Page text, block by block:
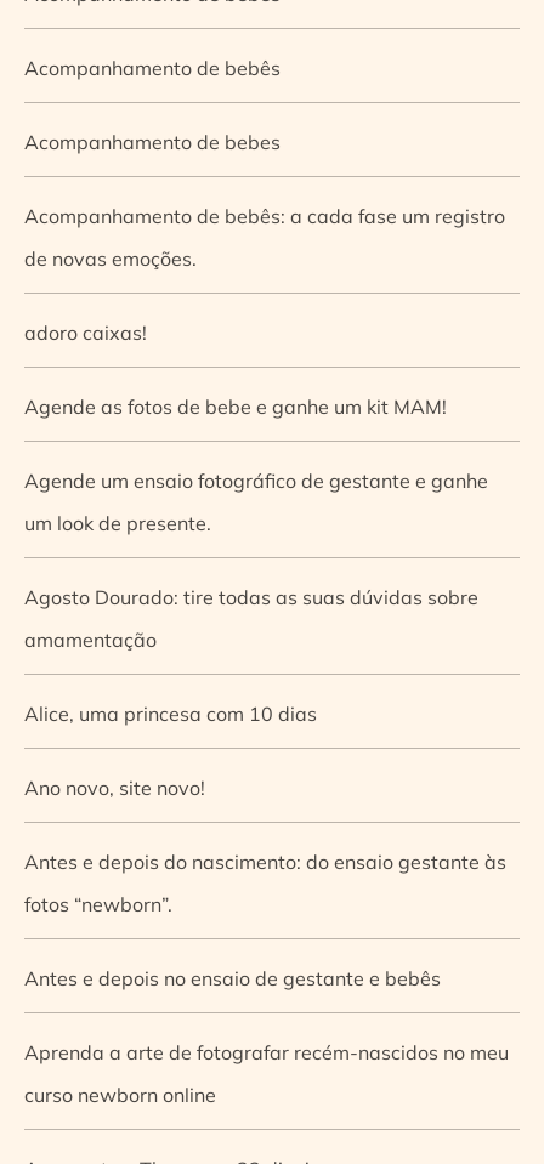
Acompanhamento de bebês
Acompanhamento de bebes
Acompanhamento de bebês: a cada fase um registro
de novas emoções.
adoro caixas!
Agende as fotos de bebe e ganhe um kit MAM!
Agende um ensaio fotográfico de gestante e ganhe
um look de presente.
Agosto Dourado: tire todas as suas dúvidas sobre
amamentação
Alice, uma princesa com 10 dias
Ano novo, site novo!
Antes e depois do nascimento: do ensaio gestante às
fotos “newborn”.
Antes e depois no ensaio de gestante e bebês
Aprenda a arte de fotografar recém-nascidos no meu
curso newborn online